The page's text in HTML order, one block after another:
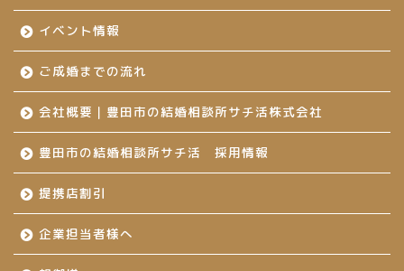
イベント情報
ご成婚までの流れ
会社概要｜豊田市の結婚相談所サチ活株式会社
豊田市の結婚相談所サチ活 採用情報
提携店割引
企業担当者様へ